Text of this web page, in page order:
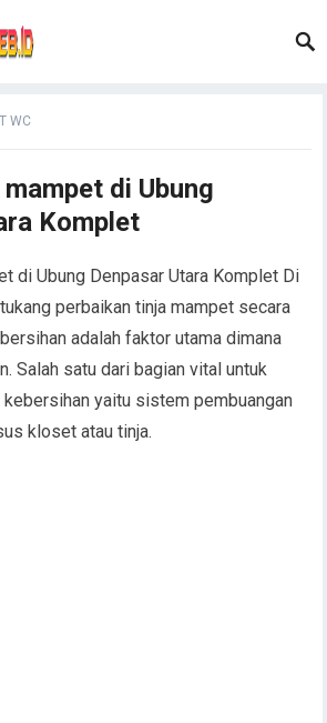
WC
di Ubung
Komplet
di Ubung Denpasar Utara Komplet Di
perbaikan tinja mampet secara
adalah faktor utama dimana
Salah satu dari bagian vital untuk
yaitu sistem pembuangan
kloset atau tinja.